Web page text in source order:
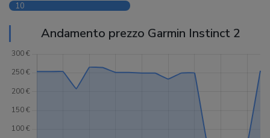
10
Andamento prezzo Garmin Instinct 2